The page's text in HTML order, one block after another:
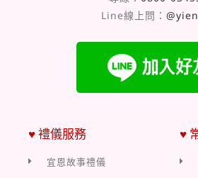
Line線上問：
♥ 禮儀服務
宜恩故事禮儀
♥